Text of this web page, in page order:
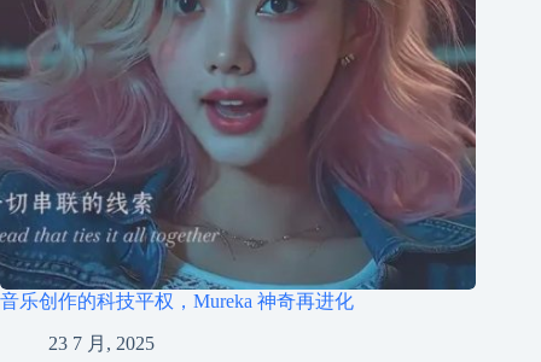
音乐创作的科技平权，Mureka 神奇再进化
23 7 月, 2025